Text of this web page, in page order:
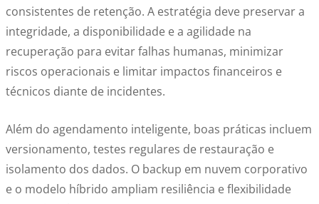
consistentes de retenção. A estratégia deve preservar a
integridade, a disponibilidade e a agilidade na
recuperação para evitar falhas humanas, minimizar
riscos operacionais e limitar impactos financeiros e
técnicos diante de incidentes.
Além do agendamento inteligente, boas práticas incluem
versionamento, testes regulares de restauração e
isolamento dos dados. O backup em nuvem corporativo
e o modelo híbrido ampliam resiliência e flexibilidade